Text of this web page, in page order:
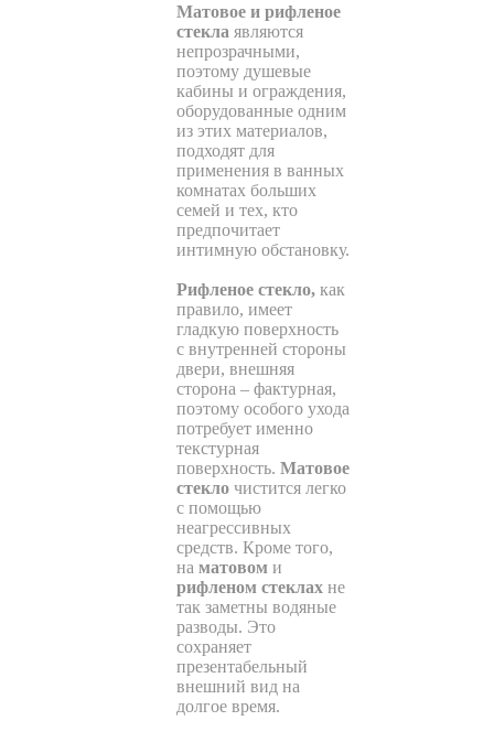
Матовое и рифленое
стекла являются
непрозрачными,
поэтому душевые
кабины и ограждения,
оборудованные одним
из этих материалов,
подходят для
применения в ванных
комнатах больших
семей и тех, кто
предпочитает
интимную обстановку.
Рифленое стекло, как
правило, имеет
гладкую поверхность
с внутренней стороны
двери, внешняя
сторона – фактурная,
поэтому особого ухода
потребует именно
текстурная
поверхность. Матовое
стекло чистится легко
с помощью
неагрессивных
средств. Кроме того,
на матовом и
рифленом стеклах не
так заметны водяные
разводы. Это
сохраняет
презентабельный
внешний вид на
долгое время.